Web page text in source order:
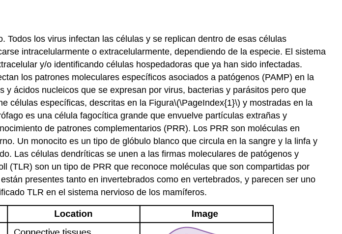
los virus infectan las células y se replican dentro de esas células
intracelularmente o extracelularmente, dependiendo de la especie. El sistema
y/o identificando células hospedadoras que ya han sido infectadas.
los patrones moleculares específicos asociados a patógenos (PAMP) en la
y ácidos nucleicos que se expresan por virus, bacterias y parásitos pero que
células específicas, descritas en la Figura\(\PageIndex{1}\) y mostradas en la
es una célula fagocítica grande que envuelve partículas extrañas y
de patrones complementarios (PRR). Los PRR son moléculas en
Un monocito es un tipo de glóbulo blanco que circula en la sangre y la linfa y
Las células dendríticas se unen a las firmas moleculares de patógenos y
(TLR) son un tipo de PRR que reconoce moléculas que son compartidas por
presentes tanto en invertebrados como en vertebrados, y parecen ser uno
TLR en el sistema nervioso de los mamíferos.